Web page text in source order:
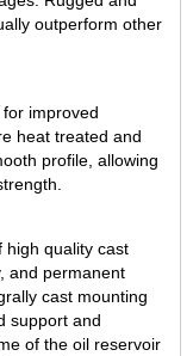
outperform other
improved
heat treated and
profile, allowing
high quality cast
and permanent
cast mounting
support and
of the oil reservoir